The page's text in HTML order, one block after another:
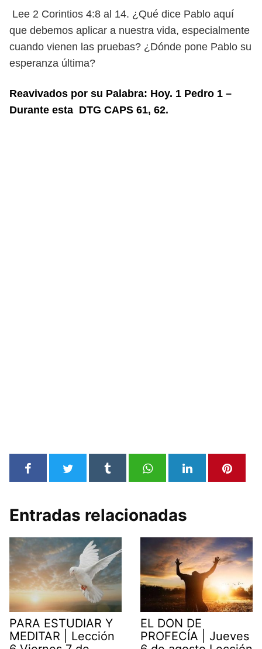
Lee 2 Corintios 4:8 al 14. ¿Qué dice Pablo aquí
que debemos aplicar a nuestra vida, especialmente
cuando vienen las pruebas? ¿Dónde pone Pablo su
esperanza última?
Reavivados por su Palabra: Hoy. 1 Pedro 1 –
Durante esta DTG CAPS 61, 62.
Entradas relacionadas
PARA ESTUDIAR Y
MEDITAR | Lección
EL DON DE
PROFECÍA | Jueves